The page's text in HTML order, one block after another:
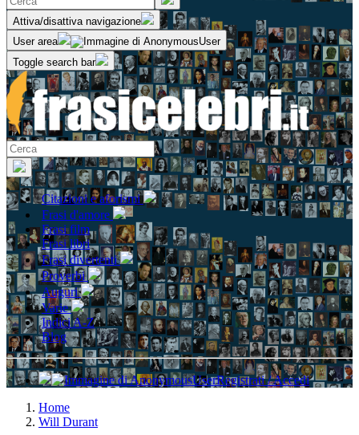
Attiva/disattiva navigazione
User area
Toggle search bar
Citazioni e aforismi
Frasi d'amore
Frasi film
Frasi libri
Frasi divertenti
Proverbi
Auguri
Varie
Indici A-Z
Blog
Registrati / Accedi
Home
Will Durant